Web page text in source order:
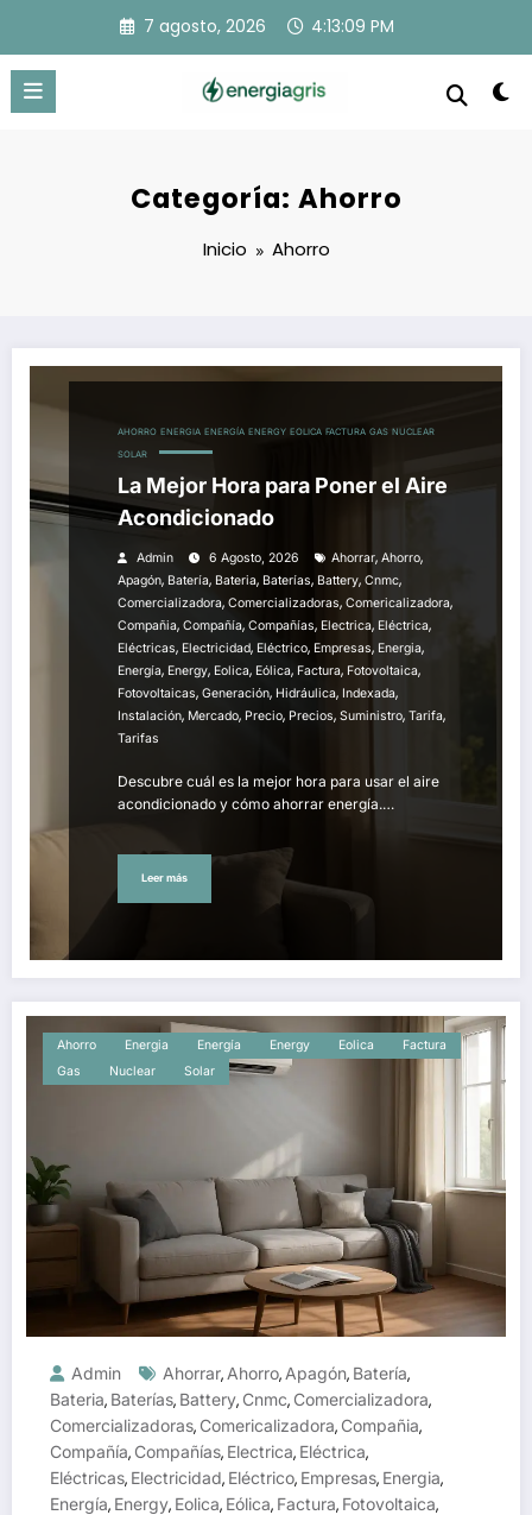
contenido
7 agosto, 2026 4:13:10 PM
Categoría: Ahorro
Inicio Ahorro
AHORRO ENERGIA ENERGÍA ENERGY EOLICA FACTURA GAS NUCLEAR
SOLAR
La Mejor Hora para Poner el Aire
Acondicionado
Admin 6 Agosto, 2026 Ahorrar, Ahorro,
Apagón, Batería, Bateria, Baterías, Battery, Cnmc,
Comercializadora, Comercializadoras, Comericalizadora,
Compañia, Compañía, Compañías, Electrica, Eléctrica,
Eléctricas, Electricidad, Eléctrico, Empresas, Energia,
Energía, Energy, Eolica, Eólica, Factura, Fotovoltaica,
Fotovoltaicas, Generación, Hidráulica, Indexada,
Instalación, Mercado, Precio, Precios, Suministro, Tarifa,
Tarifas
Descubre cuál es la mejor hora para usar el aire
acondicionado y cómo ahorrar energía.…
Leer más
Ahorro Energia Energía Energy Eolica
Factura
Gas
Nuclear Solar
Admin Ahorrar, Ahorro, Apagón, Batería,
Bateria, Baterías, Battery, Cnmc, Comercializadora,
Comercializadoras, Comericalizadora, Compañia,
Compañía, Compañías, Electrica, Eléctrica,
Eléctricas, Electricidad, Eléctrico, Empresas, Energia,
Energía, Energy, Eolica, Eólica, Factura, Fotovoltaica,